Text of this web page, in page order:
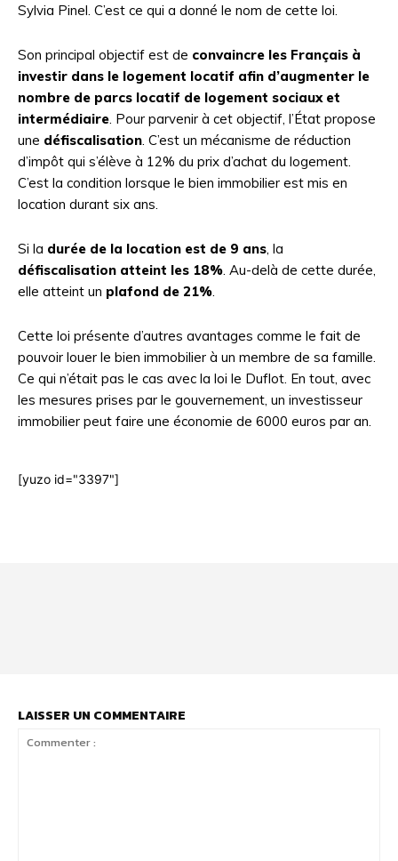
Sylvia Pinel. C’est ce qui a donné le nom de cette loi.
Son principal objectif est de convaincre les Français à
investir dans le logement locatif afin d’augmenter le
nombre de parcs locatif de logement sociaux et
intermédiaire. Pour parvenir à cet objectif, l’État propose
une défiscalisation. C’est un mécanisme de réduction
d’impôt qui s’élève à 12% du prix d’achat du logement.
C’est la condition lorsque le bien immobilier est mis en
location durant six ans.
Si la durée de la location est de 9 ans, la
défiscalisation atteint les 18%. Au-delà de cette durée,
elle atteint un plafond de 21%.
Cette loi présente d’autres avantages comme le fait de
pouvoir louer le bien immobilier à un membre de sa famille.
Ce qui n’était pas le cas avec la loi le Duflot. En tout, avec
les mesures prises par le gouvernement, un investisseur
immobilier peut faire une économie de 6000 euros par an.
[yuzo id="3397"]
LAISSER UN COMMENTAIRE